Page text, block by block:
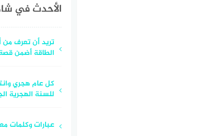
الأحدث في
تريد أن تعرف من
الطاقة أضمن
كل عام هجري
للسنة الهجرية
عبارات وكلمات